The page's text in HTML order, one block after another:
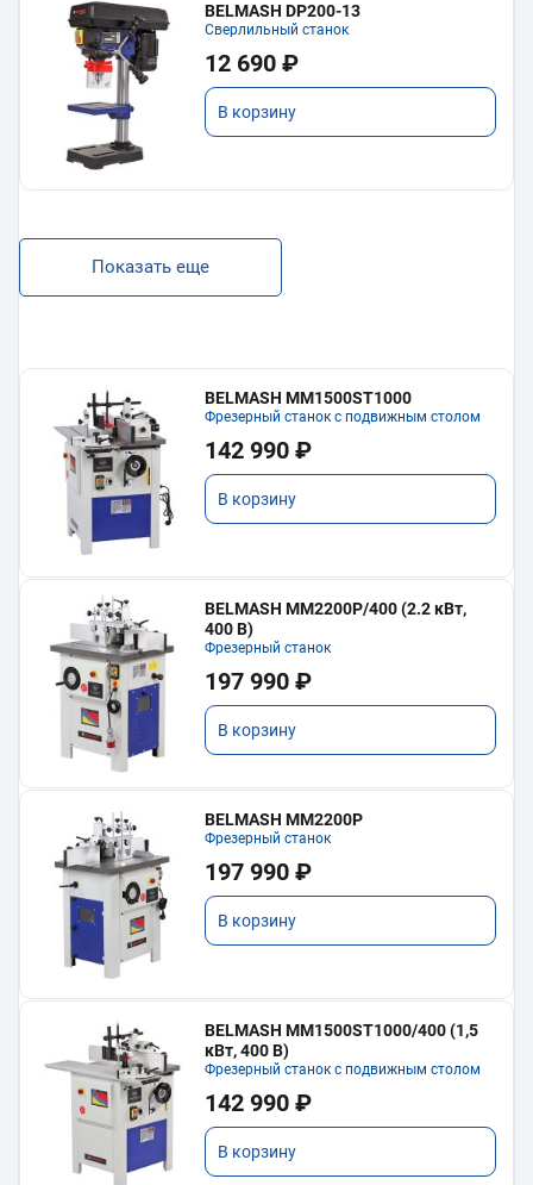
BELMASH DP200-13
Сверлильный станок
12 690 ₽
В корзину
Показать еще
BELMASH MM1500ST1000
Фрезерный станок с подвижным столом
142 990 ₽
В корзину
BELMASH MM2200P/400 (2.2 кВт,
400 В)
Фрезерный станок
197 990 ₽
В корзину
BELMASH MM2200P
Фрезерный станок
197 990 ₽
В корзину
BELMASH MM1500ST1000/400 (1,5
кВт, 400 В)
Фрезерный станок с подвижным столом
142 990 ₽
В корзину